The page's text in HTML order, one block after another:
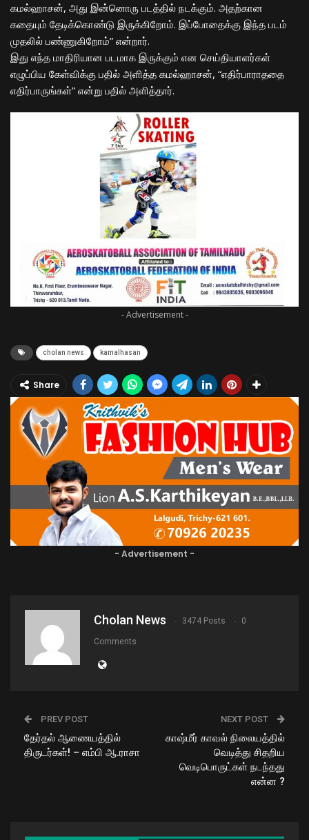
கமல்ஹாசன், அது இன்னொரு படத்தில் நடக்கும். அதற்கான
கதையும் தேடிக்கொண்டு இருக்கிறோம். இப்போதைக்கு இந்த படம்
முதலில் பண்ணுகிறோம்” என்றார்.
இது எந்த மாதிரியான படமாக இருக்கும் என செய்தியாளர்கள்
எழுப்பிய கேள்விக்கு பதில் அளித்த கமல்ஹாசன், “எதிர்பாராததை
எதிர்பாருங்கள்” என்று பதில் அளித்தார்.
- Advertisement -
cholan news kamalhasan
Share
- Advertisement -
Cholan News 3474 Posts 0
Comments
PREV POST
தேர்தல் ஆணையத்தில்
திருடர்கள்! – எம்பி ஆ.ராசா
NEXT POST
காஷ்மீர் காவல் நிலையத்தில்
வெடித்து சிதறிய
வெடிபொருட்கள் நடந்தது
என்ன ?